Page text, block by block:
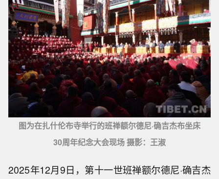
图为在扎什伦布寺举行的班禅额尔德尼·确吉杰布坐床
30周年纪念大会现场 摄影：王淑
2025年12月9日，第十一世班禅额尔德尼·确吉杰